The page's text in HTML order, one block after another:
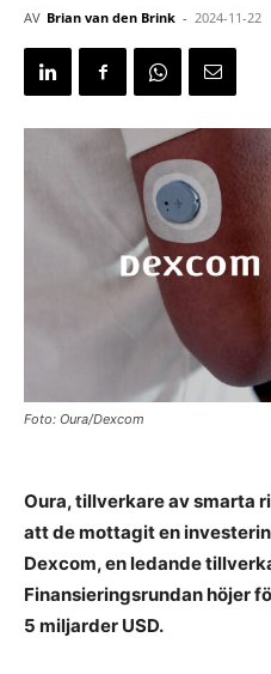
AV Brian van den Brink - 2024-11-22
Foto: Oura/Dexcom
Oura, tillverkare av smarta
att de mottagit en
Dexcom, en ledande
Finansieringsrundan höjer
5 miljarder USD.